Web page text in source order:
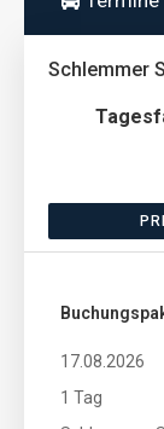
Schlemmer
17.08.2026
1 Tag